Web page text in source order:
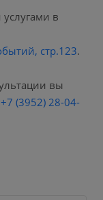
в
стр.123.
вы
+7 (3952) 28-04-